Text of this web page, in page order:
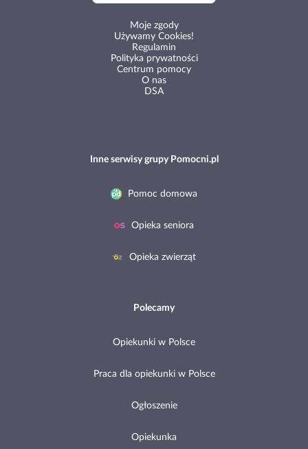
Moje zgody
Używamy Cookies!
Regulamin
Polityka prywatności
Centrum pomocy
O nas
DSA
Inne serwisy grupy Pomocni.pl
Pomoc domowa
Opieka seniora
Opieka zwierząt
Polecamy
Opiekunki w Polsce
Praca dla opiekunki w Polsce
Ogłoszenie
Opiekunka